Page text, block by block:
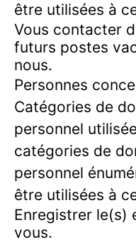
être utilisées à
Vous contacter
futurs postes
nous.
Personnes
Catégories de
personnel
catégories de
personnel
être utilisées à
Enregistrer le(s)
vous.